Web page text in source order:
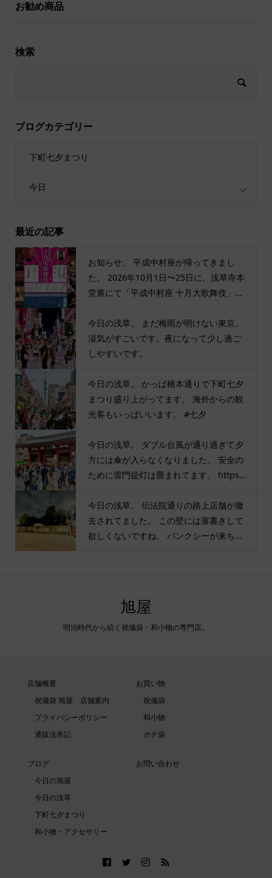
お勧め商品
検索
ブログカテゴリー
下町七夕まつり
今日
最近の記事
お知らせ。 平成中村座が帰ってきまし
た。 2026年10月1日〜25日に、浅草寺本
堂裏にて「平成中村座 十月大歌舞伎」...
今日の浅草。 まだ梅雨が明けない東京。
湿気がすごいです。夜になって少し過ご
しやすいです。
今日の浅草。 かっぱ橋本通りで下町七夕
まつり盛り上がってます。 海外からの観
光客もいっぱいいます。 #七夕
今日の浅草。 ダブル台風が通り過ぎて夕
方には傘が入らなくなりました。 安全の
ために雷門提灯は畳まれてます。 https...
今日の浅草。 伝法院通りの路上店舗が撤
去されてました。 この壁には落書きして
欲しくないですね。 バンクシーが来ち...
旭屋
明治時代から続く祝儀袋・和小物の専門店。
店舗概要
祝儀袋 旭屋 店舗案内
プライバシーポリシー
通販法表記
お買い物
祝儀袋
和小物
ポチ袋
ブログ
今日の旭屋
今日の浅草
下町七夕まつり
和小物・アクセサリー
お問い合わせ